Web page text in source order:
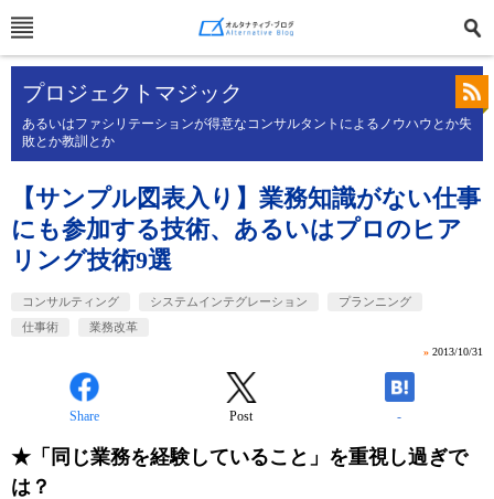
プロジェクトマジック
あるいはファシリテーションが得意なコンサルタントによるノウハウとか失
敗とか教訓とか
【サンプル図表入り】業務知識がない仕事
にも参加する技術、あるいはプロのヒア
リング技術9選
コンサルティング システムインテグレーション
プランニング
仕事術
業務改革
» 2013/10/31
Share Post -
★「同じ業務を経験していること」を重視し過ぎで
は？